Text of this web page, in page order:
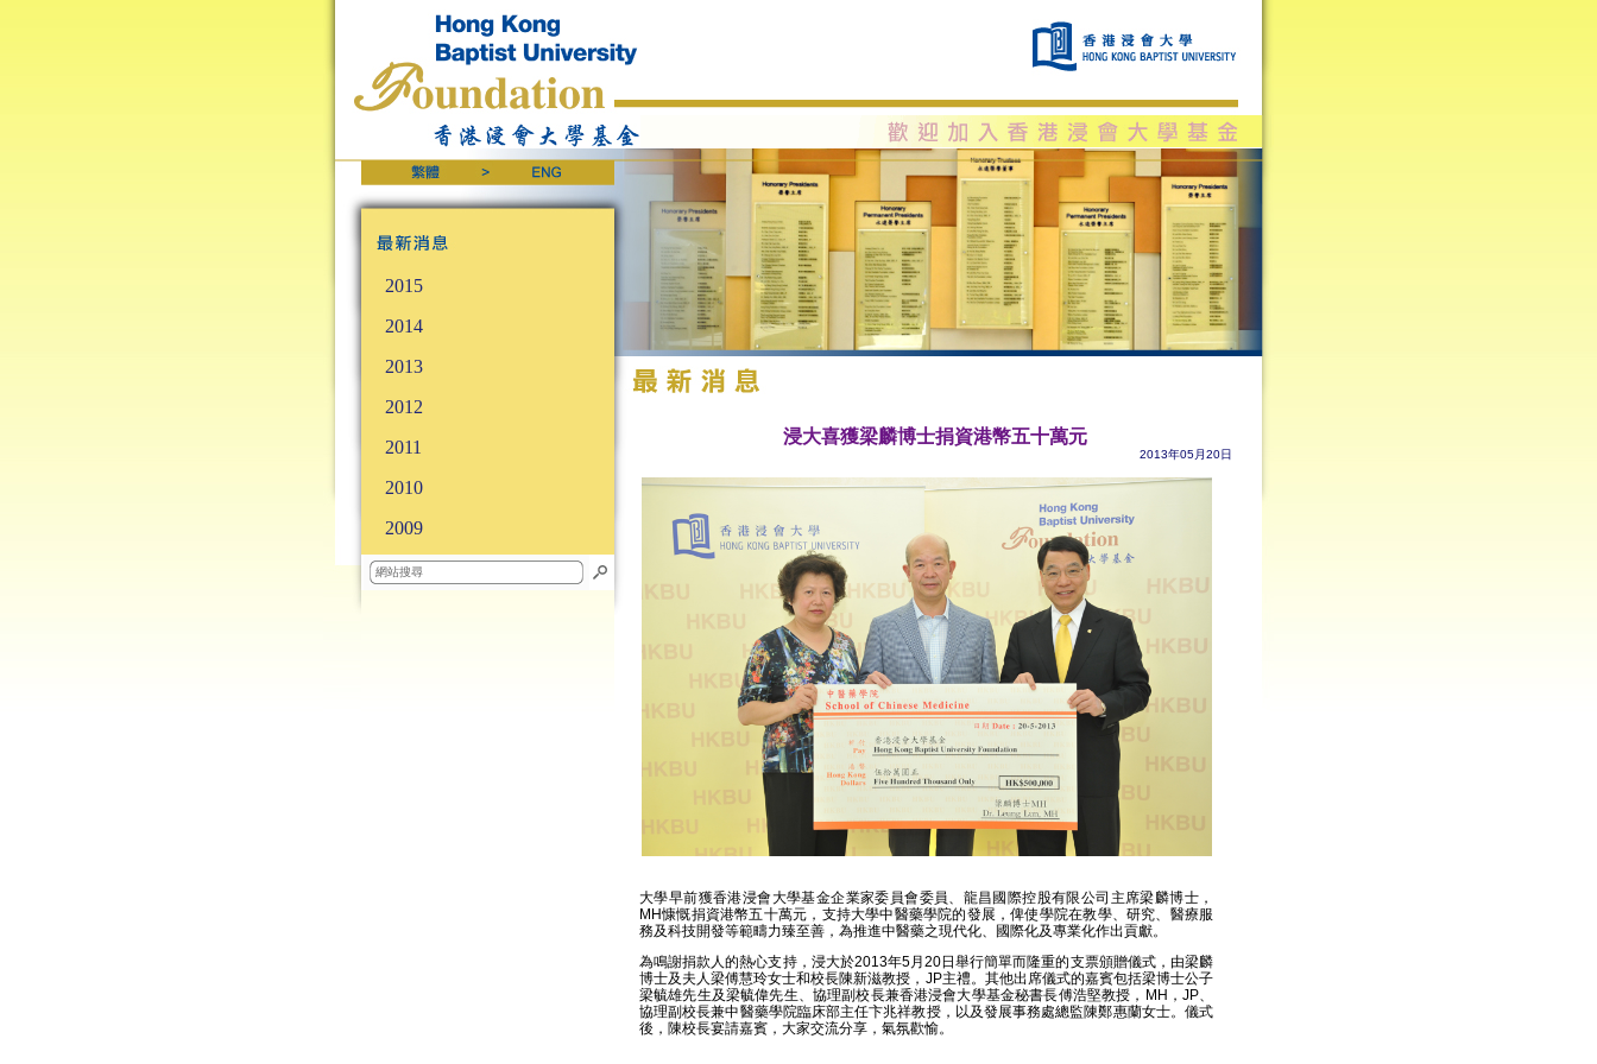
2015
2014
2013
2012
2011
2010
2009
浸大喜獲梁麟博士捐資港幣五十萬元
2013年05月20日
大學早前獲香港浸會大學基金企業家委員會委員、龍昌國際控股有限公司主席梁麟博士，
MH慷慨捐資港幣五十萬元，支持大學中醫藥學院的發展，俾使學院在教學、研究、醫療服
務及科技開發等範疇力臻至善，為推進中醫藥之現代化、國際化及專業化作出貢獻。
為鳴謝捐款人的熱心支持，浸大於2013年5月20日舉行簡單而隆重的支票頒贈儀式，由梁麟
博士及夫人梁傅慧玲女士和校長陳新滋教授，JP主禮。其他出席儀式的嘉賓包括梁博士公子
梁毓雄先生及梁毓偉先生、協理副校長兼香港浸會大學基金秘書長傅浩堅教授，MH，JP、
協理副校長兼中醫藥學院臨床部主任卞兆祥教授，以及發展事務處總監陳鄭惠蘭女士。儀式
後，陳校長宴請嘉賓，大家交流分享，氣氛歡愉。